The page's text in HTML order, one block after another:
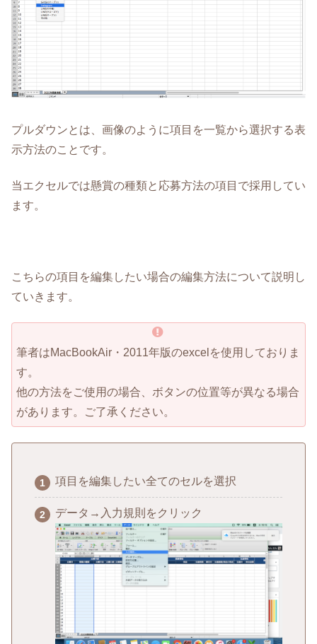
プルダウンとは、画像のように項目を一覧から選択する表
示方法のことです。
当エクセルでは懸賞の種類と応募方法の項目で採用してい
ます。
こちらの項目を編集したい場合の編集方法について説明し
ていきます。
筆者はMacBookAir・2011年版のexcelを使用しておりま
す。
他の方法をご使用の場合、ボタンの位置等が異なる場合
があります。ご了承ください。
項目を編集したい全てのセルを選択
データ→入力規則をクリック